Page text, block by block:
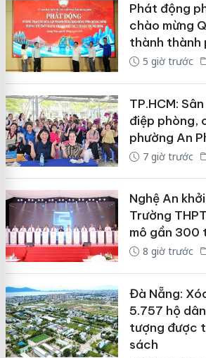
Phát động
chào mừng
thành thành
5 giờ trước
TP.HCM:
điệp phòng,
phường An
7 giờ trước
Nghệ An
Trường
mô gần 300
8 giờ trước
Đà Nẵng:
5.757 hộ
tượng được
sách